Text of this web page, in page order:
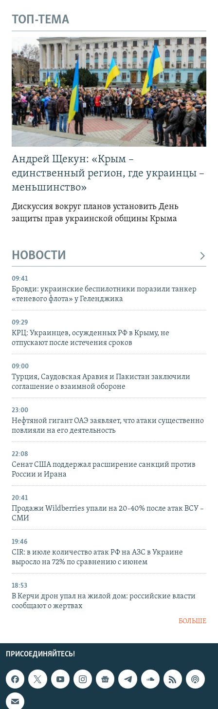
ТОП-ТЕМА
Андрей Щекун: «Крым –
единственный регион, где украинцы –
меньшинство»
Дискуссия вокруг планов установить День
защиты прав украинской общины Крыма
НОВОСТИ
09:41
Бровди: украинские беспилотники поразили танкер
«теневого флота» у Геленджика
09:29
КРЦ: Украинцев, осужденных РФ в Крыму, не
отпускают после истечения сроков
09:00
Турция, Саудовская Аравия и Пакистан заключили
соглашение о взаимной обороне
23:00
Нефтяной гигант ОАЭ заявляет, что атаки существенно
повлияли на его деятельность
22:08
Сенат США поддержал расширение санкций против
России и Ирана
20:41
Продажи Wildberries упали на 20-40% после атак ВСУ –
СМИ
19:46
CIR: в июле количество атак РФ на АЗС в Украине
выросло на 72% по сравнению с июнем
18:53
В Керчи дрон упал на жилой дом: российские власти
сообщают о жертвах
БОЛЬШЕ
ПРИСОЕДИНЯЙТЕСЬ!